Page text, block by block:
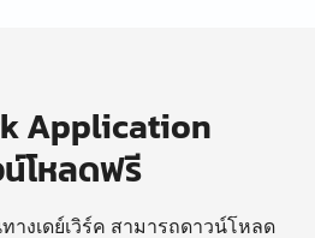
Application
โหลดฟรี
างเดย์เวิร์ค สามารถดาวน์โหลด